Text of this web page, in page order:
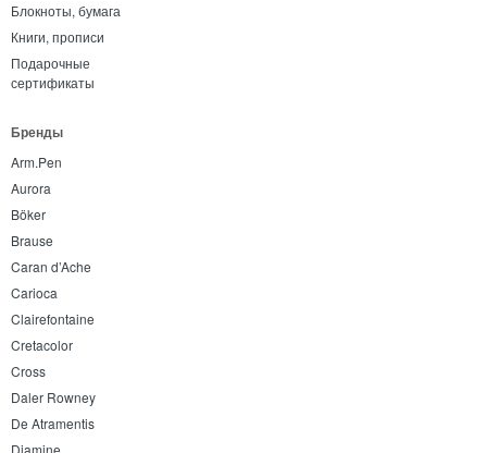
Блокноты, бумага
Книги, прописи
Подарочные
сертификаты
Бренды
Arm.Pen
Aurora
Böker
Brause
Caran d’Ache
Carioca
Clairefontaine
Cretacolor
Cross
Daler Rowney
De Atramentis
Diamine